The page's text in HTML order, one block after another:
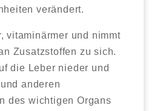
verändert.
vitaminärmer und nimmt
Zusatzstoffen zu sich.
die Leber nieder und
anderen
des wichtigen Organs